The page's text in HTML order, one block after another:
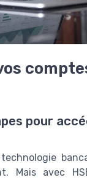
pour
Mais avec